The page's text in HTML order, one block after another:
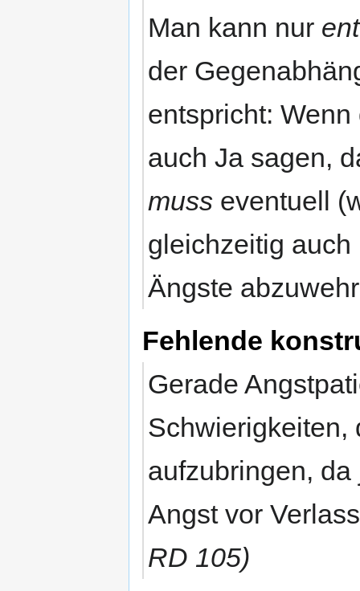
Man kann nur
der
entspricht:
auch Ja sagen,
muss eventuell
gleichzeitig
Ängste
Fehlende
Gerade
Schwierigkeiten,
aufzubringen,
Angst vor
RD 105)